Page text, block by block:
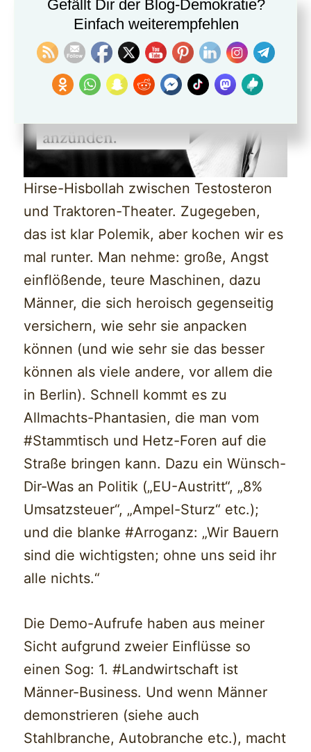
Hirse-Hisbollah zwischen Testosteron
und Traktoren-Theater. Zugegeben,
das ist klar Polemik, aber kochen wir es
mal runter. Man nehme: große, Angst
einflößende, teure Maschinen, dazu
Männer, die sich heroisch gegenseitig
versichern, wie sehr sie anpacken
können (und wie sehr sie das besser
können als viele andere, vor allem die
in Berlin). Schnell kommt es zu
Allmachts-Phantasien, die man vom
#Stammtisch und Hetz-Foren auf die
Straße bringen kann. Dazu ein Wünsch-
Dir-Was an Politik („EU-Austritt“, „8%
Umsatzsteuer“, „Ampel-Sturz“ etc.);
und die blanke #Arroganz: „Wir Bauern
sind die wichtigsten; ohne uns seid ihr
alle nichts.“
Die Demo-Aufrufe haben aus meiner
Sicht aufgrund zweier Einflüsse so
einen Sog: 1. #Landwirtschaft ist
Männer-Business. Und wenn Männer
demonstrieren (siehe auch
Stahlbranche, Autobranche etc.), macht
Gefällt Dir der Blog-Demokratie?
Einfach weiterempfehlen